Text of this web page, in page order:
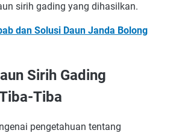
sirih gading yang dihasilkan.
dan Solusi Daun Janda Bolong
Sirih Gading
Tiba
pengetahuan tentang